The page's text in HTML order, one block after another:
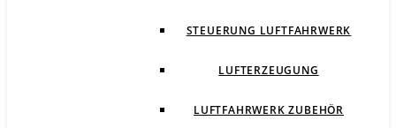
STEUERUNG LUFTFAHRWERK
LUFTERZEUGUNG
LUFTFAHRWERK ZUBEHÖR